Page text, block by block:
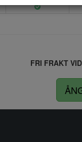
FRI FRAKT